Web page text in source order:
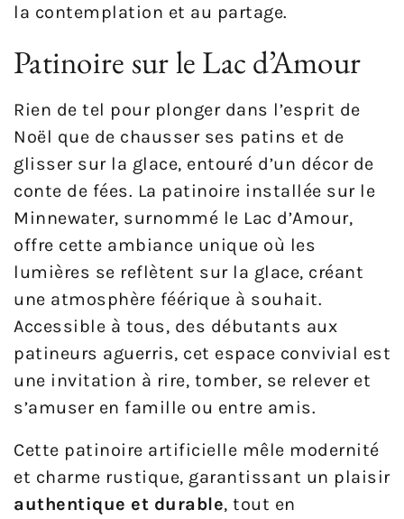
la contemplation et au partage.
Patinoire sur le Lac d’Amour
Rien de tel pour plonger dans l’esprit de
Noël que de chausser ses patins et de
glisser sur la glace, entouré d’un décor de
conte de fées. La patinoire installée sur le
Minnewater, surnommé le Lac d’Amour,
offre cette ambiance unique où les
lumières se reflètent sur la glace, créant
une atmosphère féérique à souhait.
Accessible à tous, des débutants aux
patineurs aguerris, cet espace convivial est
une invitation à rire, tomber, se relever et
s’amuser en famille ou entre amis.
Cette patinoire artificielle mêle modernité
et charme rustique, garantissant un plaisir
authentique et durable, tout en